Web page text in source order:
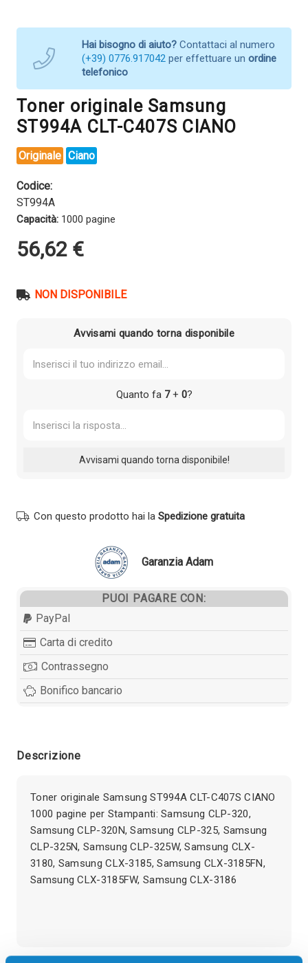
Hai bisogno di aiuto? Contattaci al numero
(+39) 0776.917042 per effettuare un ordine
telefonico
Toner originale Samsung
ST994A CLT-C407S CIANO
Originale Ciano
Codice:
ST994A
Capacità: 1000 pagine
56,62 €
NON DISPONIBILE
Avvisami quando torna disponibile
Quanto fa 7+ 0?
Con questo prodotto hai la Spedizione gratuita
Garanzia Adam
PUOI PAGARE CON:
PayPal
Carta di credito
Contrassegno
Bonifico bancario
Descrizione
Toner originale Samsung ST994A CLT-C407S CIANO
1000 pagine per Stampanti: Samsung CLP-320,
Samsung CLP-320N, Samsung CLP-325, Samsung
CLP-325N, Samsung CLP-325W, Samsung CLX-
3180, Samsung CLX-3185, Samsung CLX-3185FN,
Samsung CLX-3185FW, Samsung CLX-3186